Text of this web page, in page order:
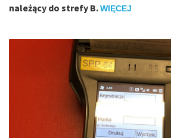
należący do strefy B.WIĘCEJ